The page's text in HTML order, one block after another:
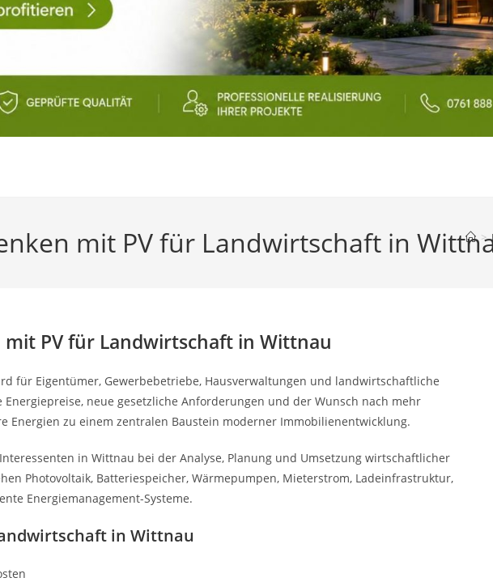
mit PV für Landwirtschaft in >
mit PV für Landwirtschaft in Wittnau
für Eigentümer, Gewerbebetriebe, Hausverwaltungen und landwirtschaftliche
neue gesetzliche Anforderungen und der Wunsch nach mehr
Energien zu einem zentralen Baustein moderner Immobilienentwicklung.
in Wittnau bei der Analyse, Planung und Umsetzung wirtschaftlicher
Photovoltaik, Batteriespeicher, Wärmepumpen, Mieterstrom, Ladeinfrastruktur,
Energiemanagement-Systeme.
in Wittnau